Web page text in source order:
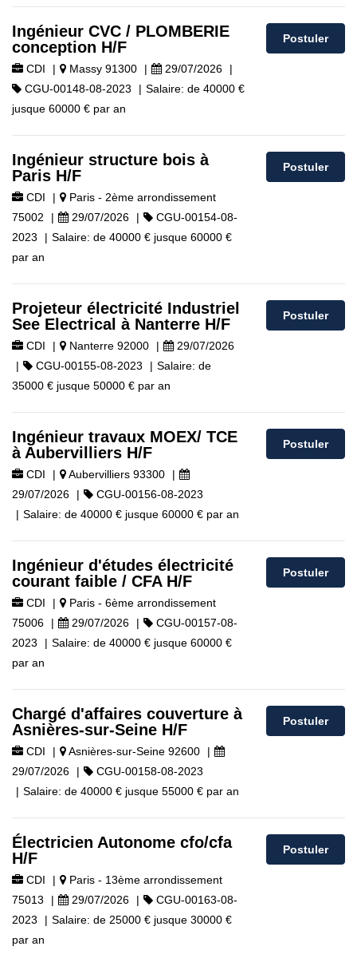
Ingénieur CVC / PLOMBERIE
conception H/F
CDI | Massy 91300 | 29/07/2026
|
CGU-00148-08-2023
| Salaire: de 40000 €
jusque 60000 € par an
Postuler
Ingénieur structure bois à
Paris H/F
CDI |
Paris - 2ème arrondissement
75002
| 29/07/2026 |
CGU-00154-08-
2023
| Salaire: de 40000 € jusque 60000 €
par an
Postuler
Projeteur électricité Industriel
See Electrical à Nanterre H/F
CDI | Nanterre 92000 |
29/07/2026
|
CGU-00155-08-2023 | Salaire: de
35000 € jusque 50000 € par an
Postuler
Ingénieur travaux MOEX/ TCE
à Aubervilliers H/F
CDI | Aubervilliers 93300
|
29/07/2026
|
CGU-00156-08-2023
| Salaire: de 40000 € jusque 60000 € par an
Postuler
Ingénieur d'études électricité
courant faible / CFA H/F
CDI |
Paris - 6ème arrondissement
75006
| 29/07/2026 |
CGU-00157-08-
2023
| Salaire: de 40000 € jusque 60000 €
par an
Postuler
Chargé d'affaires couverture à
Asnières-sur-Seine H/F
CDI | Asnières-sur-Seine 92600
|
29/07/2026
|
CGU-00158-08-2023
| Salaire: de 40000 € jusque 55000 € par an
Postuler
Électricien Autonome cfo/cfa
H/F
CDI |
Paris - 13ème arrondissement
75013
| 29/07/2026 |
CGU-00163-08-
2023
| Salaire: de 25000 € jusque 30000 €
par an
Postuler